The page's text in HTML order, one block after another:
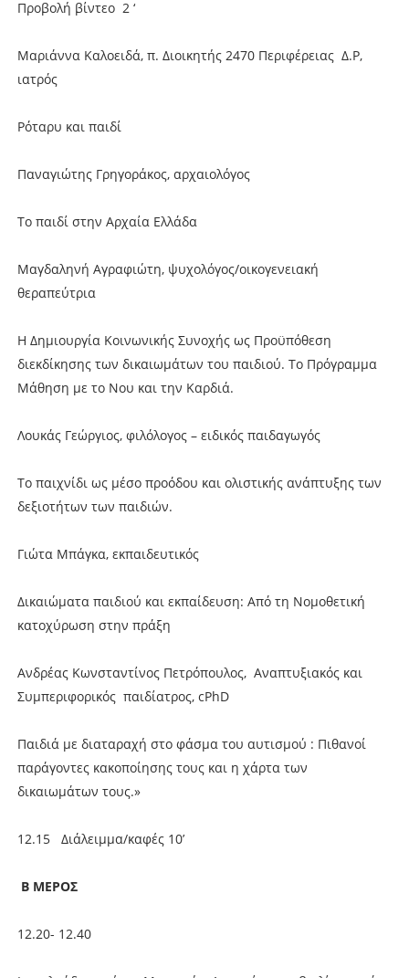
Προβολή βίντεο 2 ‘
Μαριάννα Καλοειδά, π. Διοικητής 2470 Περιφέρειας Δ.Ρ,
ιατρός
Ρόταρυ και παιδί
Παναγιώτης Γρηγοράκος, αρχαιολόγος
Το παιδί στην Αρχαία Ελλάδα
Μαγδαληνή Αγραφιώτη, ψυχολόγος/οικογενειακή
θεραπεύτρια
Η Δημιουργία Κοινωνικής Συνοχής ως Προϋπόθεση
διεκδίκησης των δικαιωμάτων του παιδιού. Το Πρόγραμμα
Μάθηση με το Νου και την Καρδιά.
Λουκάς Γεώργιος, φιλόλογος – ειδικός παιδαγωγός
Το παιχνίδι ως μέσο προόδου και ολιστικής ανάπτυξης των
δεξιοτήτων των παιδιών.
Γιώτα Μπάγκα, εκπαιδευτικός
Δικαιώματα παιδιού και εκπαίδευση: Από τη Νομοθετική
κατοχύρωση στην πράξη
Ανδρέας Κωνσταντίνος Πετρόπουλος, Αναπτυξιακός και
Συμπεριφορικός παιδίατρος, cPhD
Παιδιά με διαταραχή στο φάσμα του αυτισμού : Πιθανοί
παράγοντες κακοποίησης τους και η χάρτα των
δικαιωμάτων τους.»
12.15 Διάλειμμα/καφές 10’
Β ΜΕΡΟΣ
12.20- 12.40